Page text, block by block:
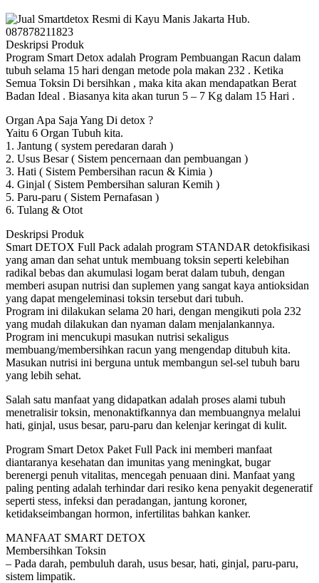
Deskripsi Produk
Program Smart Detox adalah Program Pembuangan Racun dalam
tubuh selama 15 hari dengan metode pola makan 232 . Ketika
Semua Toksin Di bersihkan , maka kita akan mendapatkan Berat
Badan Ideal . Biasanya kita akan turun 5 – 7 Kg dalam 15 Hari .
Organ Apa Saja Yang Di detox ?
Yaitu 6 Organ Tubuh kita.
1. Jantung ( system peredaran darah )
2. Usus Besar ( Sistem pencernaan dan pembuangan )
3. Hati ( Sistem Pembersihan racun & Kimia )
4. Ginjal ( Sistem Pembersihan saluran Kemih )
5. Paru-paru ( Sistem Pernafasan )
6. Tulang & Otot
Deskripsi Produk
Smart DETOX Full Pack adalah program STANDAR detokfisikasi
yang aman dan sehat untuk membuang toksin seperti kelebihan
radikal bebas dan akumulasi logam berat dalam tubuh, dengan
memberi asupan nutrisi dan suplemen yang sangat kaya antioksidan
yang dapat mengeleminasi toksin tersebut dari tubuh.
Program ini dilakukan selama 20 hari, dengan mengikuti pola 232
yang mudah dilakukan dan nyaman dalam menjalankannya.
Program ini mencukupi masukan nutrisi sekaligus
membuang/membersihkan racun yang mengendap ditubuh kita.
Masukan nutrisi ini berguna untuk membangun sel-sel tubuh baru
yang lebih sehat.
Salah satu manfaat yang didapatkan adalah proses alami tubuh
menetralisir toksin, menonaktifkannya dan membuangnya melalui
hati, ginjal, usus besar, paru-paru dan kelenjar keringat di kulit.
Program Smart Detox Paket Full Pack ini memberi manfaat
diantaranya kesehatan dan imunitas yang meningkat, bugar
berenergi penuh vitalitas, mencegah penuaan dini. Manfaat yang
paling penting adalah terhindar dari resiko kena penyakit degeneratif
seperti stess, infeksi dan peradangan, jantung koroner,
ketidakseimbangan hormon, infertilitas bahkan kanker.
MANFAAT SMART DETOX
Membersihkan Toksin
– Pada darah, pembuluh darah, usus besar, hati, ginjal, paru-paru,
sistem limpatik.